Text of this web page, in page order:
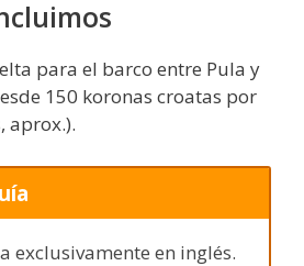
para el barco entre Pula y
150 koronas croatas por
aprox.).
exclusivamente en inglés.